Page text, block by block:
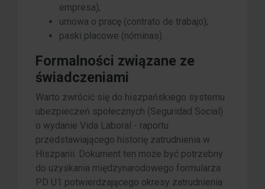
empresa);
umowa o pracę (contrato de trabajo);
paski płacowe (nóminas).
Formalności związane ze
świadczeniami
Warto zwrócić się do hiszpańskiego systemu
ubezpieczeń społecznych (Seguridad Social)
o wydanie Vida Laboral - raportu
przedstawiającego historię zatrudnienia w
Hiszpanii. Dokument ten może być potrzebny
do uzyskania międzynarodowego formularza
PD U1 potwierdzającego okresy zatrudnienia